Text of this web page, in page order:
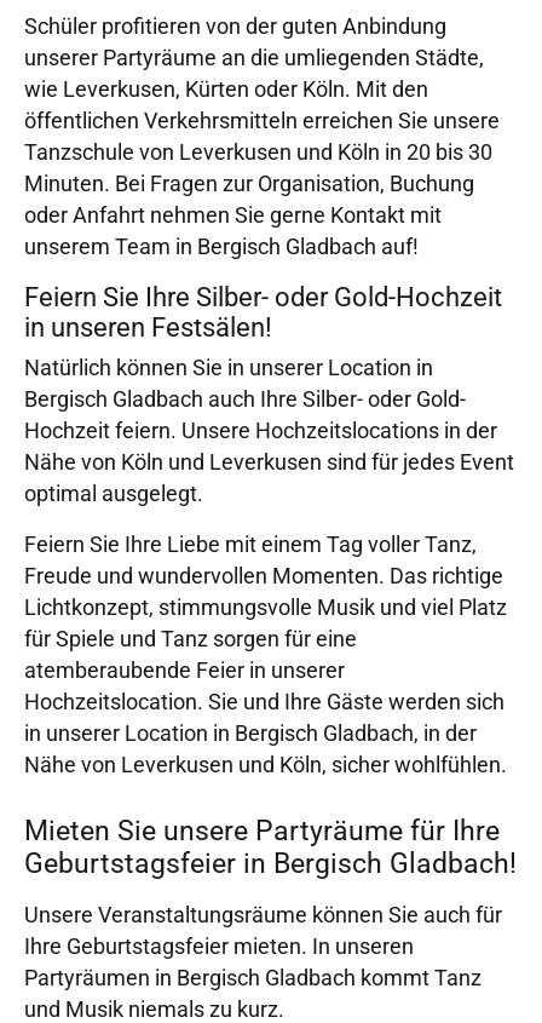
Schüler profitieren von der guten Anbindung
unserer Partyräume an die umliegenden Städte,
wie Leverkusen, Kürten oder Köln. Mit den
öffentlichen Verkehrsmitteln erreichen Sie unsere
Tanzschule von Leverkusen und Köln in 20 bis 30
Minuten. Bei Fragen zur Organisation, Buchung
oder Anfahrt nehmen Sie gerne Kontakt mit
unserem Team in Bergisch Gladbach auf!
Feiern Sie Ihre Silber- oder Gold-Hochzeit
in unseren Festsälen!
Natürlich können Sie in unserer Location in
Bergisch Gladbach auch Ihre Silber- oder Gold-
Hochzeit feiern. Unsere Hochzeitslocations in der
Nähe von Köln und Leverkusen sind für jedes Event
optimal ausgelegt.
Feiern Sie Ihre Liebe mit einem Tag voller Tanz,
Freude und wundervollen Momenten. Das richtige
Lichtkonzept, stimmungsvolle Musik und viel Platz
für Spiele und Tanz sorgen für eine
atemberaubende Feier in unserer
Hochzeitslocation. Sie und Ihre Gäste werden sich
in unserer Location in Bergisch Gladbach, in der
Nähe von Leverkusen und Köln, sicher wohlfühlen.
Mieten Sie unsere Partyräume für Ihre
Geburtstagsfeier in Bergisch Gladbach!
Unsere Veranstaltungsräume können Sie auch für
Ihre Geburtstagsfeier mieten. In unseren
Partyräumen in Bergisch Gladbach kommt Tanz
und Musik niemals zu kurz.